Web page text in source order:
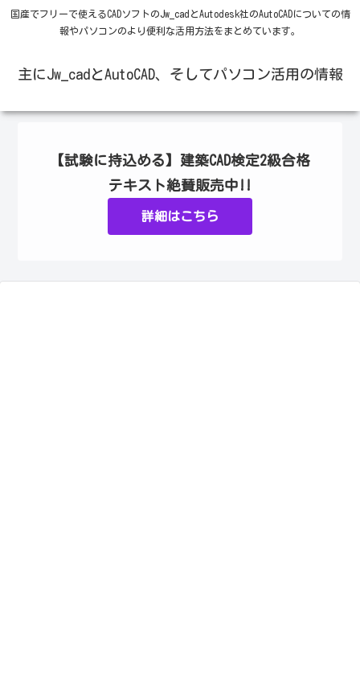
国産でフリーで使えるCADソフトのJw_cadとAutodesk社のAutoCADについての情
報やパソコンのより便利な活用方法をまとめています。
主にJw_cadとAutoCAD、そしてパソコン活用の情報
【試験に持込める】建築CAD検定2級合格
テキスト絶賛販売中!!
詳細はこちら